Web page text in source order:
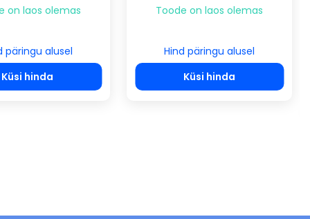
on laos olemas
päringu alusel
Küsi hinda
Toode on laos olemas
Hind päringu alusel
Küsi hinda